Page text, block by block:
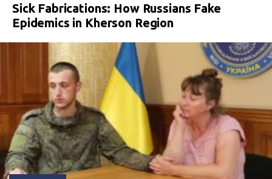
Sick Fabrications: How Russians Fake
Epidemics in Kherson Region